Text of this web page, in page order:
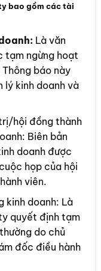
bao gồm các tài
Là văn
tạm ngừng hoạt
báo này
lý kinh doanh và
hội đồng thành
Biên bản
doanh được
họp của hội
viên.
kinh doanh: Là
quyết định tạm
do chủ
đốc điều hành